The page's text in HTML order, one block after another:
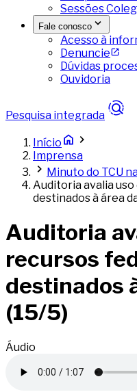
Sessões
Fale conosco
Acesso à
Denuncie
Dúvidas
Ouvidoria
Pesquisa integrada
Início
Imprensa
Minuto do TCU
Auditoria avalia
destinados à área
Auditoria
recursos
destinados
(15/5)
Áudio